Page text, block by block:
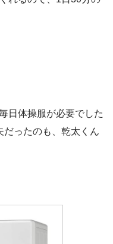
日体操服が必要でした
だったのも、乾太くん